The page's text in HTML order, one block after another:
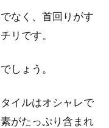
り、その中での男性の比
は
なく、首回りがす
リです。
しょう。
イルはオシャレで
がたっぷり含まれ